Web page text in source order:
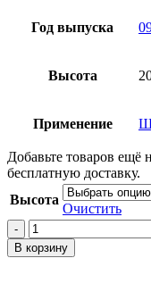
Год выпуска
Высота
Применение
Добавьте товаров ещё
бесплатную доставку.
Высота
Очистить
Количество
товара
Проставки
В корзину